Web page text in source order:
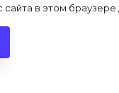
сайта в этом